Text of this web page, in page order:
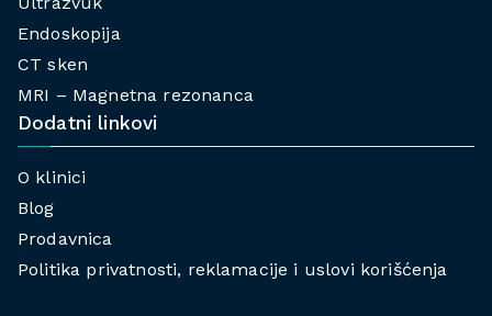
Endoskopija
CT sken
MRI – Magnetna rezonanca
Dodatni linkovi
O klinici
Blog
Prodavnica
Politika privatnosti, reklamacije i uslovi korišćenja